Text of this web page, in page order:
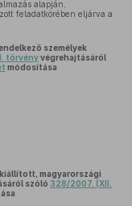
alapján,
feladatkörében eljárva a
személyek
törvényvégrehajtásáról
módosítása
magyarországi
szóló 328/2007. (XII.